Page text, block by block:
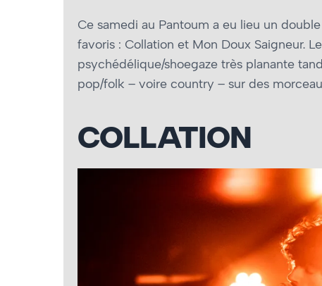
Ce samedi au Pantoum a eu lieu un
favoris : Collation et Mon Doux Saigneur.
psychédélique/shoegaze très planante
pop/folk – voire country – sur des
COLLATION